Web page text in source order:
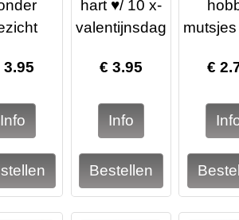
3.95
hart ♥/ 10 x-
valentijnsdag
€ 3.95 €